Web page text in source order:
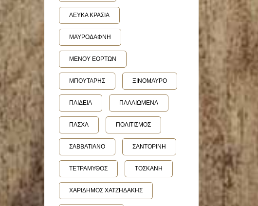
ΛΕΥΚΑ ΚΡΑΣΙΑ
ΜΑΥΡΟΔΑΦΝΗ
ΜΕΝΟΥ ΕΟΡΤΩΝ
ΜΠΟΥΤΑΡΗΣ ΞΙΝΟΜΑΥΡΟ
ΠΑΙΔΕΙΑ ΠΑΛΑΙΩΜΕΝΑ
ΠΑΣΧΑ ΠΟΛΙΤΙΣΜΟΣ
ΣΑΒΒΑΤΙΑΝΟ ΣΑΝΤΟΡΙΝΗ
ΤΕΤΡΑΜΥΘΟΣ ΤΟΣΚΑΝΗ
ΧΑΡΙΔΗΜΟΣ ΧΑΤΖΗΔΑΚΗΣ